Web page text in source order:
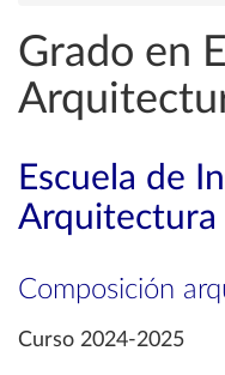
Grado en
Escuela de
Arquitectura
Composición
Curso 2024-2025